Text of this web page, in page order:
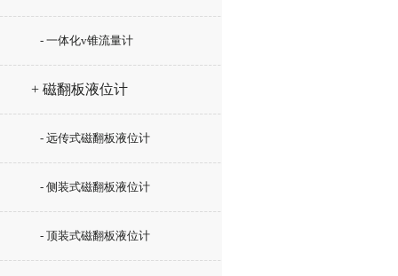
- 一体化v锥流量计
+ 磁翻板液位计
- 远传式磁翻板液位计
- 侧装式磁翻板液位计
- 顶装式磁翻板液位计